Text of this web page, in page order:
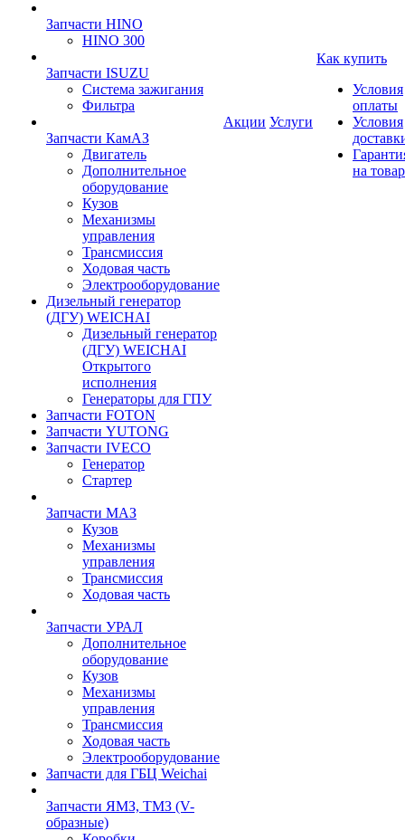
Запчасти HINO
HINO 300
Запчасти ISUZU
Система зажигания
Фильтра
Запчасти КамАЗ
Двигатель
Дополнительное
оборудование
Кузов
Механизмы
управления
Трансмиссия
Ходовая часть
Электрооборудование
Дизельный генератор
(ДГУ) WEICHAI
Дизельный генератор
(ДГУ) WEICHAI
Открытого
исполнения
Генераторы для ГПУ
Запчасти FOTON
Запчасти YUTONG
Запчасти IVECO
Генератор
Стартер
Запчасти МАЗ
Кузов
Механизмы
управления
Трансмиссия
Ходовая часть
Запчасти УРАЛ
Дополнительное
оборудование
Кузов
Механизмы
управления
Трансмиссия
Ходовая часть
Электрооборудование
Запчасти для ГБЦ Weichai
Запчасти ЯМЗ, ТМЗ (V-
образные)
Акции Услуги
Как купить
Условия
оплаты
Условия
на товар